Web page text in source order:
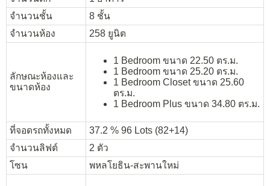
จำนวนชั้น
8 ชั้น
จำนวนห้อง
258 ยูนิต
ลักษณะห้องและ
ขนาดห้อง
1 Bedroom ขนาด 22.50 ตร.ม.
1 Bedroom ขนาด 25.20 ตร.ม.
1 Bedroom Closet ขนาด 25.60
ตร.ม.
1 Bedroom Plus ขนาด 34.80 ตร.ม.
ที่จอดรถทั้งหมด
37.2 % 96 Lots (82+14)
จำนวนลิฟต์
2 ตัว
โซน
พหลโยธิน-สะพานใหม่